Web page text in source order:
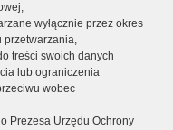
wyłącznie przez okres
przetwarzania,
treści swoich danych
lub ograniczenia
wobec
Prezesa Urzędu Ochrony